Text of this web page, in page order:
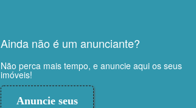
Ainda não é um anunciante?
Não perca mais tempo, e anuncie aqui os seus
imóveis!
Anuncie seus